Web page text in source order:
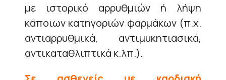
με ιστορικό αρρυθμιών ή λήψη
κάποιων κατηγοριών φαρμάκων (π.χ.
αντιαρρυθμικά, αντιμυκητιασικά,
αντικαταθλιπτικά κ.λπ.).